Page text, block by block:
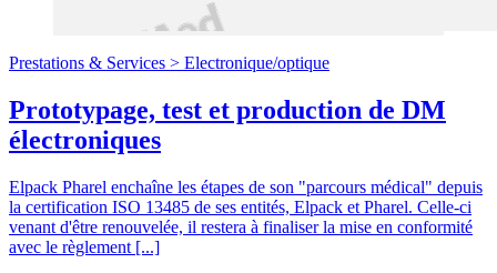
Prestations & Services > Electronique/optique
Prototypage, test et production de DM
électroniques
Elpack Pharel enchaîne les étapes de son "parcours médical" depuis
la certification ISO 13485 de ses entités, Elpack et Pharel. Celle-ci
venant d'être renouvelée, il restera à finaliser la mise en conformité
avec le règlement [...]